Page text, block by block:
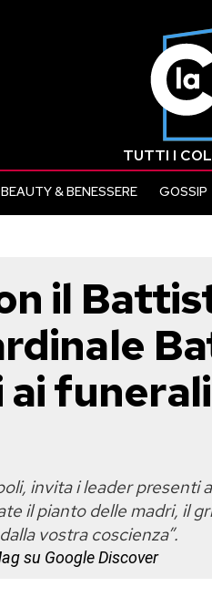
TUTTI I
BEAUTY & BENESSERE GOSSIP
il
invita i leader presenti
il pianto delle madri, il
vostra coscienza”.
su Google Discover